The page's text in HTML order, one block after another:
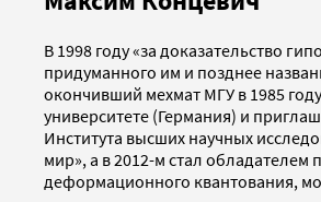
В 1998 году «за доказательство
придуманного им и позднее
окончивший мехмат МГУ в 1985
университете (Германия) и
Института высших научных
мир», а в 2012-м стал обладателем
деформационного квантования,